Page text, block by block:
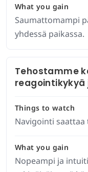
What you gain
Saumattomampi
yhdessä paikassa.
Tehostamme
Things to watch
Navigointi
What you gain
Nopeampi ja